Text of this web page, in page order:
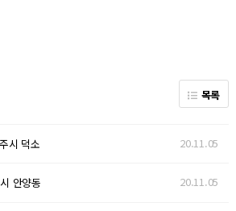
목록
시 덕소 20.11.05
안양동 20.11.05